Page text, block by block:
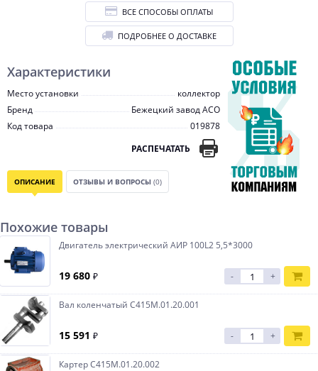
Характеристики
Место установки
коллектор
Бренд
Бежецкий завод АСО
Код товара
019878
РАСПЕЧАТАТЬ
ВСЕ СПОСОБЫ ОПЛАТЫ
ПОДРОБНЕЕ О ДОСТАВКЕ
ОПИСАНИЕ ОТЗЫВЫ И ВОПРОСЫ (0)
Похожие товары
Двигатель электрический АИР 100L2 5,5*3000
19 680 ₽ - +
Вал коленчатый С415М.01.20.001
15 591 ₽ - +
Картер С415М.01.20.002